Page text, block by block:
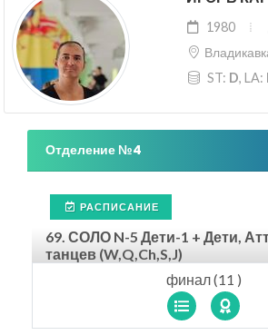
1980
ST: D, LA:
Отделение №4
РАСПИСАНИЕ
69. СОЛО N-5 Дети-1 + Дети,
танцев (W,Q,Ch,S,J)
финал (11 )